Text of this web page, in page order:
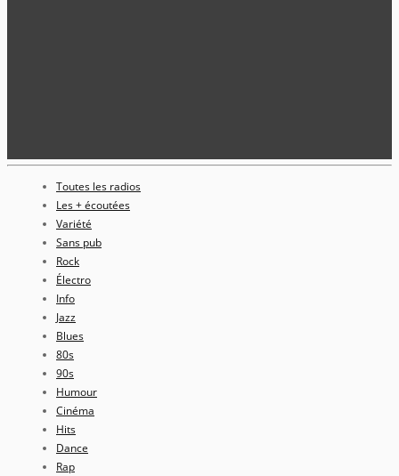
Toutes les radios
Les + écoutées
Variété
Sans pub
Rock
Électro
Info
Jazz
Blues
80s
90s
Humour
Cinéma
Hits
Dance
Rap